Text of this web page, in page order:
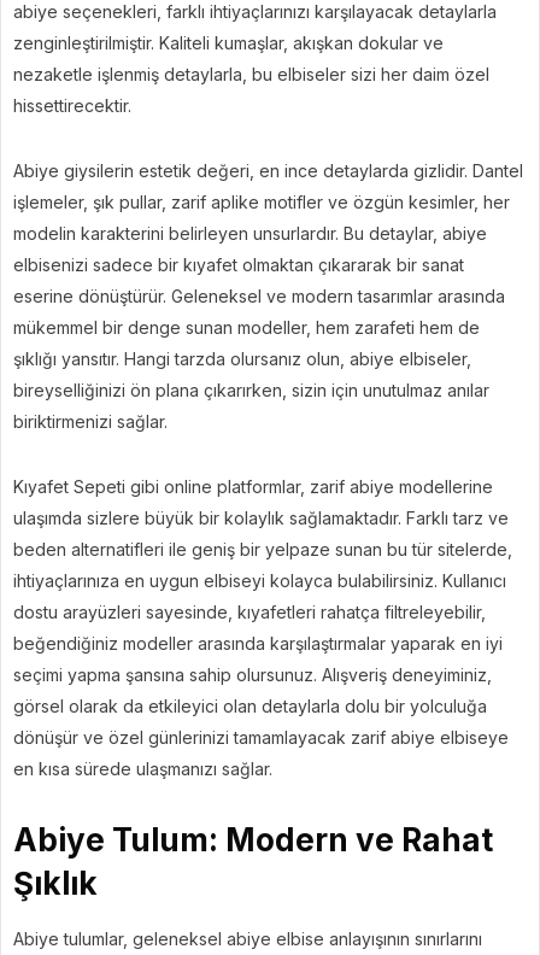
abiye seçenekleri, farklı ihtiyaçlarınızı karşılayacak detaylarla
zenginleştirilmiştir. Kaliteli kumaşlar, akışkan dokular ve
nezaketle işlenmiş detaylarla, bu elbiseler sizi her daim özel
hissettirecektir.
Abiye giysilerin estetik değeri, en ince detaylarda gizlidir. Dantel
işlemeler, şık pullar, zarif aplike motifler ve özgün kesimler, her
modelin karakterini belirleyen unsurlardır. Bu detaylar, abiye
elbisenizi sadece bir kıyafet olmaktan çıkararak bir sanat
eserine dönüştürür. Geleneksel ve modern tasarımlar arasında
mükemmel bir denge sunan modeller, hem zarafeti hem de
şıklığı yansıtır. Hangi tarzda olursanız olun, abiye elbiseler,
bireyselliğinizi ön plana çıkarırken, sizin için unutulmaz anılar
biriktirmenizi sağlar.
Kıyafet Sepeti gibi online platformlar, zarif abiye modellerine
ulaşımda sizlere büyük bir kolaylık sağlamaktadır. Farklı tarz ve
beden alternatifleri ile geniş bir yelpaze sunan bu tür sitelerde,
ihtiyaçlarınıza en uygun elbiseyi kolayca bulabilirsiniz. Kullanıcı
dostu arayüzleri sayesinde, kıyafetleri rahatça filtreleyebilir,
beğendiğiniz modeller arasında karşılaştırmalar yaparak en iyi
seçimi yapma şansına sahip olursunuz. Alışveriş deneyiminiz,
görsel olarak da etkileyici olan detaylarla dolu bir yolculuğa
dönüşür ve özel günlerinizi tamamlayacak zarif abiye elbiseye
en kısa sürede ulaşmanızı sağlar.
Abiye Tulum: Modern ve Rahat
Şıklık
Abiye tulumlar, geleneksel abiye elbise anlayışının sınırlarını